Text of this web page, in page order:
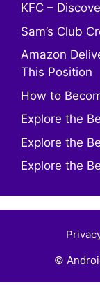
KFC –
Sam’s Club
Amazon
This Position
How to
Explore the
Explore the
Explore the
©